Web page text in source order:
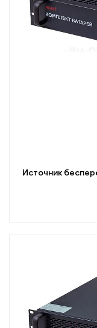
Источник